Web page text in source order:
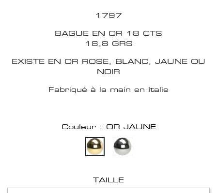
1797
BAGUE EN OR 18 CTS
18,8 GRS
EXISTE EN OR ROSE, BLANC, JAUNE OU
NOIR
Fabriqué à la main en Italie
Couleur : OR JAUNE
TAILLE